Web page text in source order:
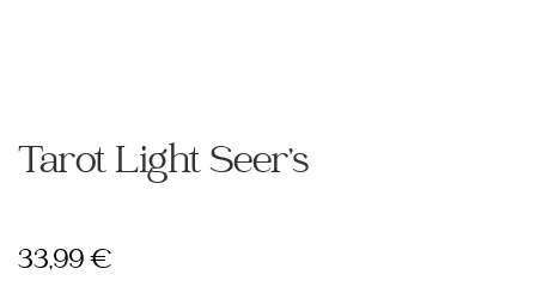
Tarot Light Seer’s
33,99€